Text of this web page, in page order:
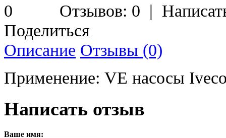
Отзывов: 0 |
Поделиться
Описание Отзывы (0)
Применение: VE насосы
Написать отзыв
Ваше имя: